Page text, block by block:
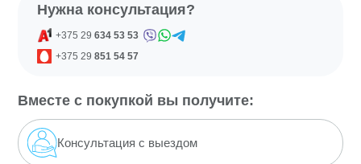
Нужна консультация?
+375 29634 53 53
+375 29851 54 57
Вместе с покупкой вы получите:
Консультация с выездом